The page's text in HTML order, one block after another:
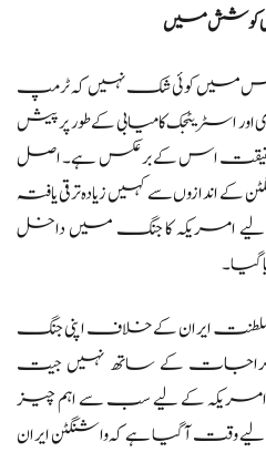
کی کوشش میں
میں کوئی شک نہیں کہ ٹرمپ
اور اسٹریٹجک کامیابی کے طور پر پیش
حقیقت اس کے برعکس ہے۔ اصل
اندازوں سے کہیں زیادہ ترقی یافتہ
لیے امریکہ کا جنگ میں داخل
گیا۔
ایران کے خلاف اپنی جنگ
اخراجات کے ساتھ نہیں جیت
کے لیے سب سے اہم چیز
لیے وقت آ گیا ہے کہ واشنگٹن ایران